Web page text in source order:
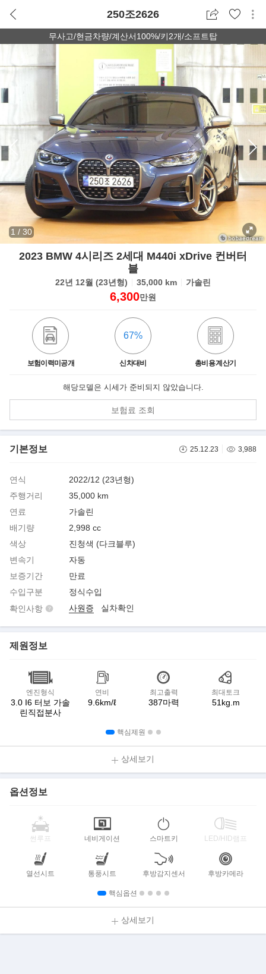
250조2626
무사고/현금차량/계산서100%/키2개/소프트탑
1 / 30
2023 BMW 4시리즈 2세대 M440i xDrive 컨버터
블
22년 12월 (23년형) 35,000 km 가솔린
6,300만원
보험이력미공개 신차대비
67%
총비용 계산기
해당모델은 시세가 준비되지 않았습니다.
보험료 조회
기본정보 25.12.23 3,988
연식
2022/12 (23년형)
주행거리
35,000 km
연료
가솔린
배기량
2,998 cc
색상
진청색 (다크블루)
변속기
자동
보증기간
만료
수입구분
정식수입
확인사항
사원증 실차확인
제원정보
엔진형식
3.0 I6 터보 가솔
린직접분사
연비
9.6km/ℓ
최고출력
387마력
최대토크
51kg.m
핵심제원
상세보기
옵션정보
썬루프 네비게이션 스마트키 LED/HID램프
열선시트 통풍시트 후방감지센서 후방카메라
핵심옵션
상세보기